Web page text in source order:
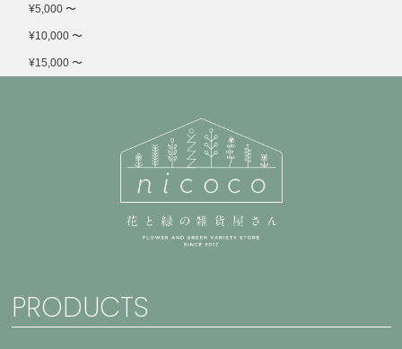
¥5,000 〜
¥10,000 〜
¥15,000 〜
PRODUCTS